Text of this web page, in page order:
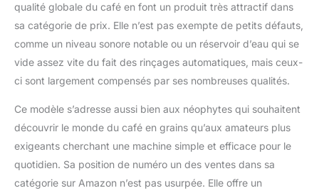
qualité globale du café en font un produit très attractif dans
sa catégorie de prix. Elle n’est pas exempte de petits défauts,
comme un niveau sonore notable ou un réservoir d’eau qui se
vide assez vite du fait des rinçages automatiques, mais ceux-
ci sont largement compensés par ses nombreuses qualités.
Ce modèle s’adresse aussi bien aux néophytes qui souhaitent
découvrir le monde du café en grains qu’aux amateurs plus
exigeants cherchant une machine simple et efficace pour le
quotidien. Sa position de numéro un des ventes dans sa
catégorie sur Amazon n’est pas usurpée. Elle offre un